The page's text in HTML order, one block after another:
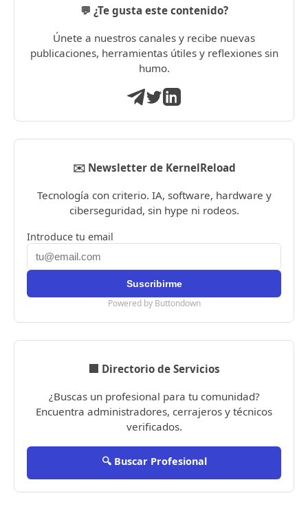
💬 ¿Te gusta este contenido?
Únete a nuestros canales y recibe nuevas
publicaciones, herramientas útiles y reflexiones sin
humo.
✉️ Newsletter de KernelReload
Tecnología con criterio. IA, software, hardware y
ciberseguridad, sin hype ni rodeos.
Introduce tu email
Powered by Buttondown
🏢 Directorio de Servicios
¿Buscas un profesional para tu comunidad?
Encuentra administradores, cerrajeros y técnicos
verificados.
🔍 Buscar Profesional